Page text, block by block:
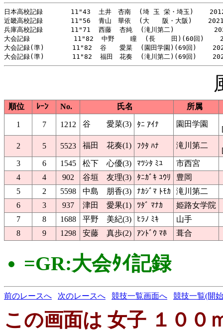
日本高校記録       11"43  土井　杏南  (埼 玉 栄・埼玉)
近畿高校記録       11"56  青山　華依  (大　　阪・大阪)
兵庫高校記録       11"71  西藤  杏純  (滝川第二)
大会記録           11"82  中野    瞳  (長    田)(60回)
大会記録(準)       11"82  谷　　愛菜  (園田学園)(69回)
順位 ﾚｰﾝ No. 氏名 所属
1 7 1212 谷 愛菜(3) ﾀﾆ ｱｲﾅ 園田学園
2
5 5523 福田 花奏(1) ﾌｸﾀ ﾊﾅ 滝川第二
3
6 1545 松下 心優(3) ﾏﾂｼﾀ ﾐﾕ
市西宮
4
4 902 谷垣 友理(3) ﾀﾆｶﾞｷ ﾕｳﾘ
豊岡
5
2 5598 中島 朋香(3) ﾅｶｼﾞﾏ ﾄﾓｶ
滝川第二
6
3 937 津田 愛果(1) ﾂﾀﾞ ﾏﾅｶ
姫路女学院
7
8 1688 平野 美紀(3) ﾋﾗﾉ ﾐｷ
山手
8
9 1298 安藤 真歩(2) ｱﾝﾄﾞｳ ﾏﾎ 葺合
=GR:大会ﾀｲ記録
前のレースへ 次のレースへ 競技一覧画面へ 競技一覧(開
この画面は 女子 １００